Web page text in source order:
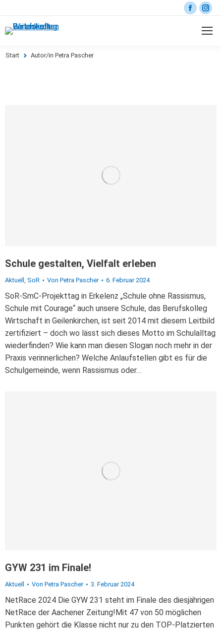
Sie befinden sich hier:
Start Autor/in Petra Pascher
Schule gestalten, Vielfalt erleben
Aktuell , SoR Von Petra Pascher 6. Februar 2024
SoR-SmC-Projekttag in Erkelenz „Schule ohne Rassismus,
Schule mit Courage“ auch unsere Schule, das Berufskolleg
Wirtschaft in Geilenkirchen, ist seit 2014 mit diesem Leitbild
zertifiziert – doch wo lässt sich dieses Motto im Schulalltag
wiederfinden? Wie kann man diesen Slogan noch mehr in der
Praxis verinnerlichen? Welche Anlaufstellen gibt es für die
Schulgemeinde, wenn Rassismus oder…
GYW 231 im Finale!
Aktuell Von Petra Pascher 3. Februar 2024
NetRace 2024 Die GYW 231 steht im Finale des diesjährigen
NetRace der Aachener Zeitung!Mit 47 von 50 möglichen
Punkten gehört die Klasse nicht nur zu den TOP-Platzierten